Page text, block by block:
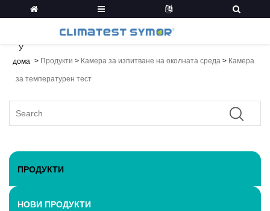
У
дома > Продукти > Камера за изпитване на околната среда > Камера
за температурен тест
ПРОДУКТИ
НОВИ ПРОДУКТИ